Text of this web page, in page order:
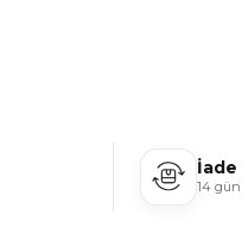
İade
14